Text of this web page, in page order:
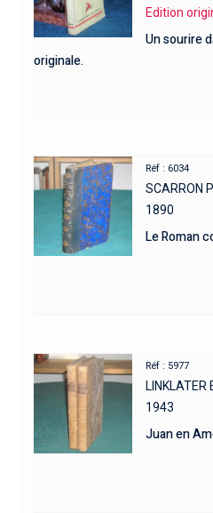
Edition
Un sourire
originale.
Réf : 6034
SCARRON
1890
Le Roman
Réf : 5977
LINKLATER
1943
Juan en